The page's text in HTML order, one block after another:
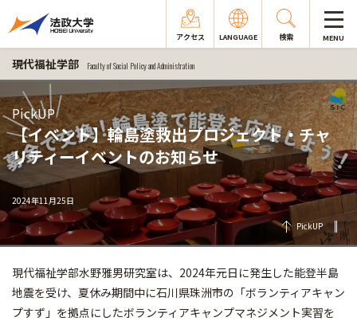
アクセス LANGUAGE 検索 MENU
現代福祉学部 Faculty of Social Policy and Administration
PickUP
【イベント】輪島塗救出プロジェクト・チャ
リティーイベントのお知らせ
2024年11月25日
PickUP
現代福祉学部水野雅男研究室は、2024年元日に発生した能登半島
地震を受け、夏休み期間中に石川県珠洲市の「ボランティアキャン
プすず」を拠点にしたボランティアキャンプマネジメント実習を